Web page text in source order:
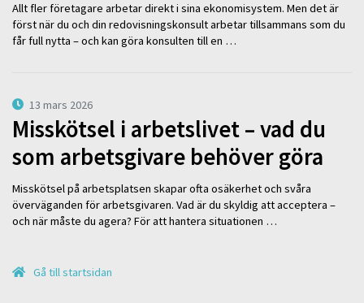
Allt fler företagare arbetar direkt i sina ekonomisystem. Men det är
först när du och din redovisningskonsult arbetar tillsammans som du
får full nytta – och kan göra konsulten till en …
13 mars 2026
Misskötsel i arbetslivet – vad du
som arbetsgivare behöver göra
Misskötsel på arbetsplatsen skapar ofta osäkerhet och svåra
överväganden för arbetsgivaren. Vad är du skyldig att acceptera –
och när måste du agera? För att hantera situationen …
Gå till startsidan